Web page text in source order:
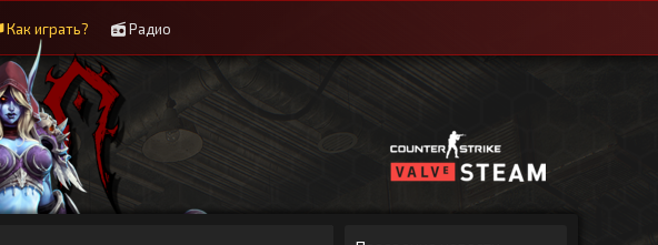
Как играть? Радио